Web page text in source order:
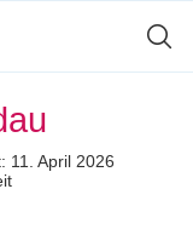
11. April 2026